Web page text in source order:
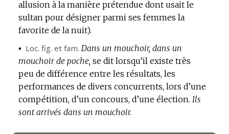
allusion à la manière prétendue dont usait le
sultan pour désigner parmi ses femmes la
favorite de la nuit).
▪ Loc. fig. et fam. Dans un mouchoir, dans un
mouchoir de poche, se dit lorsqu’il existe très
peu de différence entre les résultats, les
performances de divers concurrents, lors d’une
compétition, d’un concours, d’une élection. Ils
sont arrivés dans un mouchoir.